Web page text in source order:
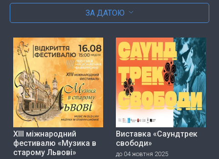
ЗА ДАТОЮ
ХІІІ міжнародний
фестивалю «Музика в
старому Львові»
Виставка «Саундтрек
свободи»
до 04 жовтня 2025